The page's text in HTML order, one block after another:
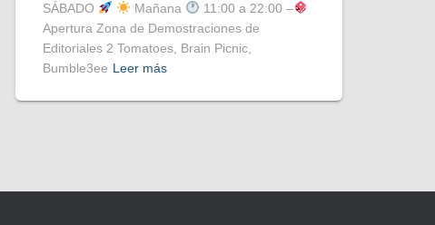
SÁBADO
Mañana
11:00 a 22:00 –
Apertura Zona de Demostraciones de
Editoriales 2 Tomatoes, Brain Picnic,
Bumble3ee Leer más